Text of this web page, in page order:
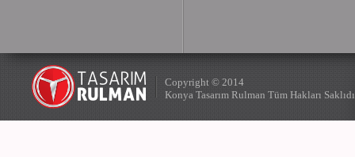
Copyright © 2014
Konya Tasarım Rulman Tüm Hakları